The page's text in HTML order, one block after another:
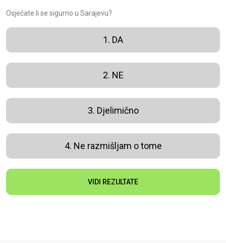
Osjećate li se sigurno u Sarajevu?
1. DA
2. NE
3. Djelimično
4. Ne razmišljam o tome
VIDI REZULTATE